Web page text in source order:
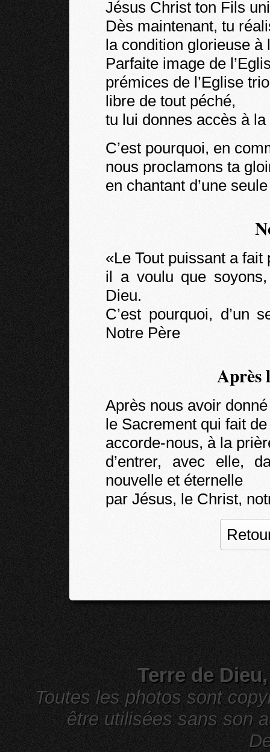
Jésus Christ ton Fils
Dès maintenant, tu
la condition glorieuse à
Parfaite image de
prémices de l’Eglise
libre de tout péché,
tu lui donnes accès à
C’est pourquoi, en
nous proclamons ta
en chantant d’une
«Le Tout puissant a
il a voulu que
Dieu.
C’est pourquoi, d’un
Notre Père
Après
Après nous avoir
le Sacrement qui fait
accorde-nous, à la
d’entrer, avec elle,
nouvelle et éternelle
par Jésus, le Christ,
Terre de
Toutes les photos sont
être utilisées sans son